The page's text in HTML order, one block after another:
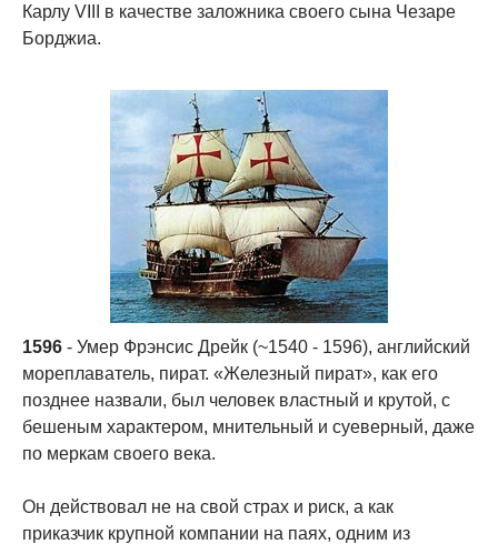
Карлу VIII в качестве заложника своего сына Чезаре
Борджиа.
1596 - Умер Фрэнсис Дрейк (~1540 - 1596), английский
мореплаватель, пират. «Железный пират», как его
позднее назвали, был человек властный и крутой, с
бешеным характером, мнительный и суеверный, даже
по меркам своего века.
Он действовал не на свой страх и риск, а как
приказчик крупной компании на паях, одним из